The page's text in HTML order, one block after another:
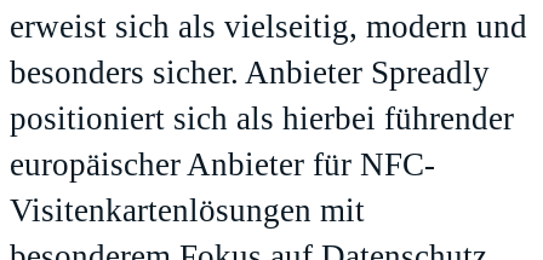
erweist sich als vielseitig, modern und
besonders sicher. Anbieter Spreadly
positioniert sich als hierbei führender
europäischer Anbieter für NFC-
Visitenkartenlösungen mit